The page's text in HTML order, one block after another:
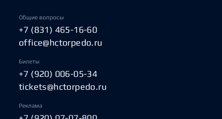
Общие вопросы
+7 (831) 465-16-60
office@hctorpedo.ru
Билеты
+7 (920) 006-05-34
tickets@hctorpedo.ru
Реклама